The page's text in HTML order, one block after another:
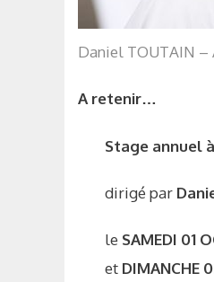
Daniel TOUTAIN
A retenir…
Stage annuel
dirigé par
le SAMEDI 01
et DIMANCHE